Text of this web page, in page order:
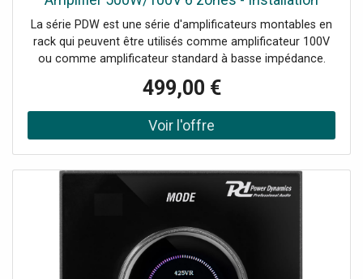
amplificateurs
La série PDW est une série d'amplificateurs montables en
rack qui peuvent être utilisés comme amplificateur 100V
ou comme amplificateur standard à basse impédance.
6 sorties de zone, sont équipés de commandes de
volume séparées et d'un module MP3 intégré avec port
USB et carte SD, d'un tuner FM et d'un récepteur BT
interne. Tous les amplificateurs PDW sont également
fantôme 24V, notamment pour les microphones de
radiomessagerie et les microphones à condensateur.
dans une banque, une mairie, un supermarché, une école,
un hôtel, un restaurant, un centre commercial ou tout
autre espace public.Amplificateur PA avec 6 zones et
499,00 €